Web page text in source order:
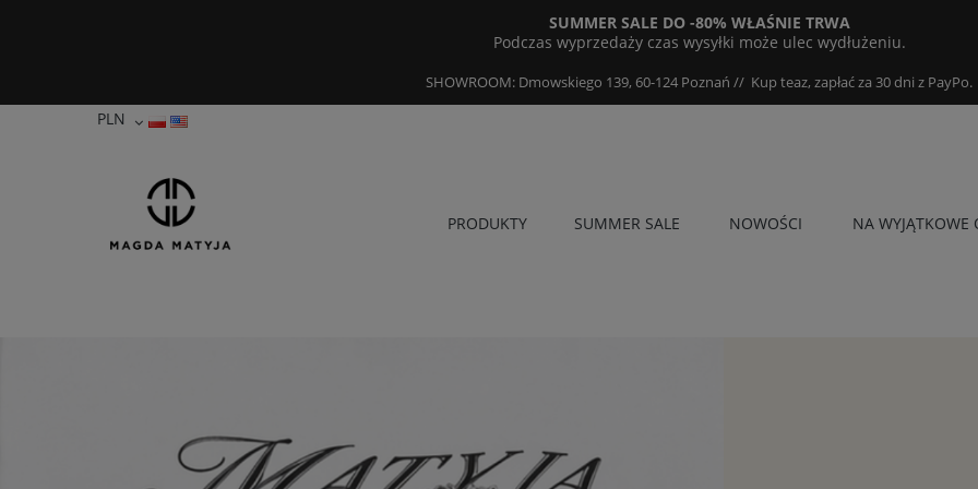
PRODUKTY SUMMER SALE NOWOŚCI NA WYJĄTKOWE
SUMMER SALE DO -80% WŁAŚNIE TRWA
Podczas wyprzedaży czas wysyłki może ulec wydłużeniu.
SHOWROOM: Dmowskiego 139, 60-124 Poznań // Kup teaz, zapłać za 30 dni z PayPo.